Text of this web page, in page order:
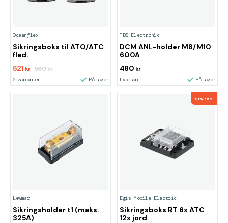
Oceanflex
Sikringsboks til ATO/ATC
flad.
521 kr 560kr
2 varianter På lager
TBS Electronic
DCM ANL-holder M8/M10
600A
480 kr
1 variant På lager
Lewmar
Sikringsholder t1 (maks.
325A)
SPAR 6%
Egis Mobile Electric
Sikringsboks RT 6x ATC
12x jord